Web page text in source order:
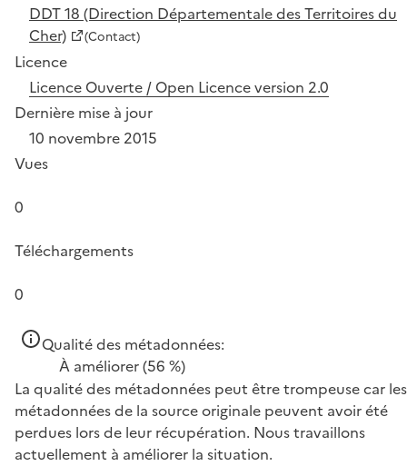
DDT 18 (Direction Départementale des Territoires du
Cher)
(Contact)
Licence
Licence Ouverte / Open Licence version 2.0
Dernière mise à jour
10 novembre 2015
Vues
0
Téléchargements
0
Qualité des métadonnées:
À améliorer(56 %)
La qualité des métadonnées peut être trompeuse car les
métadonnées de la source originale peuvent avoir été
perdues lors de leur récupération. Nous travaillons
actuellement à améliorer la situation.